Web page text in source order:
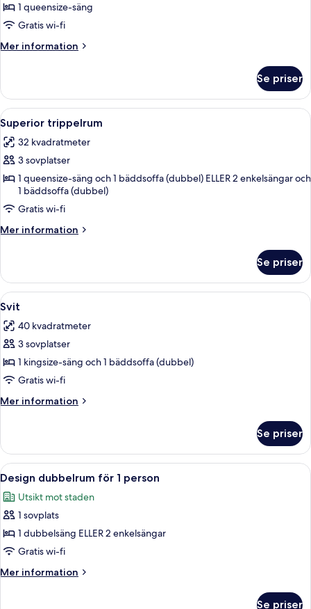
Premium-
rum
1 queensize-säng
Gratis wi-fi
Mer information
Mer
rum
Se priser
Öppna
alla
foton
för
Superior
trippelrum
Ett modernt hotellrum med en stor
7
Superior trippelrum
32 kvadratmeter
3 sovplatser
1 queensize-säng och 1 bäddsoffa (dubbel) ELLER 2 enkelsängar och
1 bäddsoffa (dubbel)
Gratis wi-fi
Mer information
Mer
trippelrum
Se priser
Öppna
alla
foton
för
Svit
Ett hotellrum med en säng, två tv-
7
Svit
40 kvadratmeter
3 sovplatser
1 kingsize-säng och 1 bäddsoffa (dubbel)
Gratis wi-fi
Mer information
Mer
Se priser
Öppna
alla
foton
för
Design
dubbelrum
för
1
Ett modernt hotellrum med en stor
6
Design dubbelrum för 1 person
Utsikt mot staden
1 sovplats
1 dubbelsäng ELLER 2 enkelsängar
Gratis wi-fi
Mer information
Mer
Se priser